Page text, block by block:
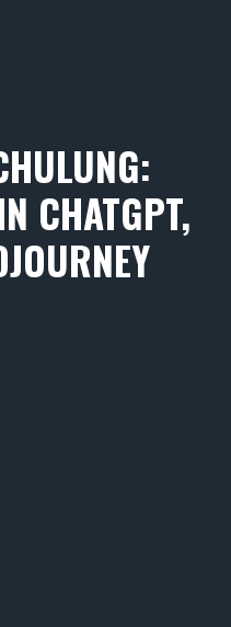
CHATGPT,